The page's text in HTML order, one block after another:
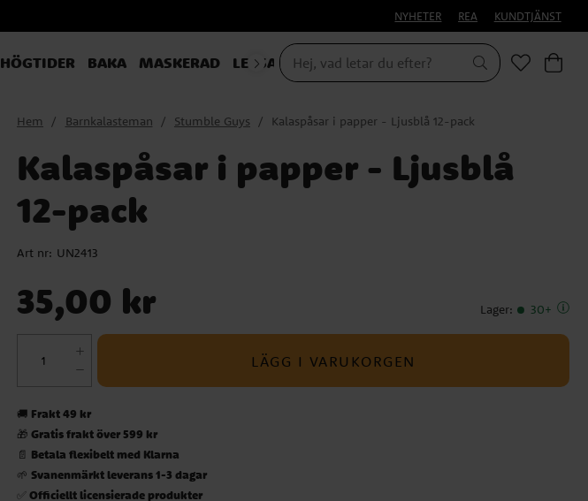
NYHETER REA KUNDTJÄNST
HÖGTIDER BAKA MASKERAD LEKSAKER & PRESENTER
Hem Barnkalasteman Stumble Guys Kalaspåsar i papper - Ljusblå 12-pack
Kalaspåsar i papper - Ljusblå
12-pack
Art nr: UN2413
35,00 kr Lager: 30+
LÄGG I VARUKORGEN
🚚 Frakt 49 kr
🎁Gratis frakt över 599 kr
📄 Betala flexibelt med Klarna
🌱Svanenmärkt leverans 1-3 dagar
✅Officiellt licensierade produkter